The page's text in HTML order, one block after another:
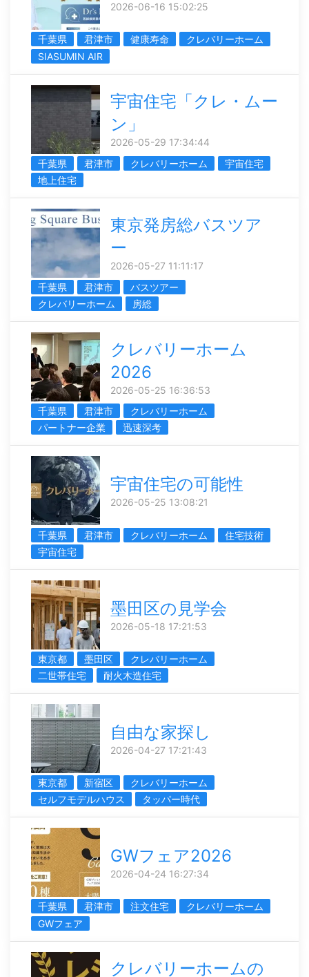
2026-06-16 15:02:25
千葉県 君津市 健康寿命
クレバリーホーム
SIASUMIN AIR
宇宙住宅「クレ・ムー
ン」
2026-05-29 17:34:44
千葉県
君津市 クレバリーホーム
宇宙住宅
地上住宅
東京発房総バスツア
ー
2026-05-27 11:11:17
千葉県
君津市
バスツアー
クレバリーホーム
房総
クレバリーホーム
2026
2026-05-25 16:36:53
千葉県
君津市
クレバリーホーム
パートナー企業
迅速深考
宇宙住宅の可能性
2026-05-25 13:08:21
千葉県 君津市 クレバリーホーム
住宅技術
宇宙住宅
墨田区の見学会
2026-05-18 17:21:53
東京都 墨田区
クレバリーホーム
二世帯住宅
耐火木造住宅
自由な家探し
2026-04-27 17:21:43
東京都 新宿区
クレバリーホーム
セルフモデルハウス
タッパー時代
GWフェア2026
2026-04-24 16:27:34
千葉県 君津市 注文住宅
クレバリーホーム
GWフェア
クレバリーホームの